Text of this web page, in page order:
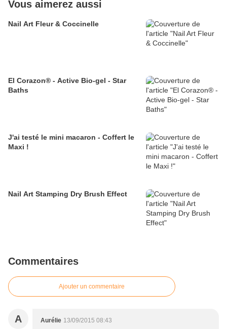
Vous aimerez aussi
Nail Art Fleur & Coccinelle
El Corazon® - Active Bio-gel - Star
Baths
J'ai testé le mini macaron - Coffert le
Maxi !
Nail Art Stamping Dry Brush Effect
Commentaires
Ajouter un commentaire
A Aurélie 13/09/2015 08:43